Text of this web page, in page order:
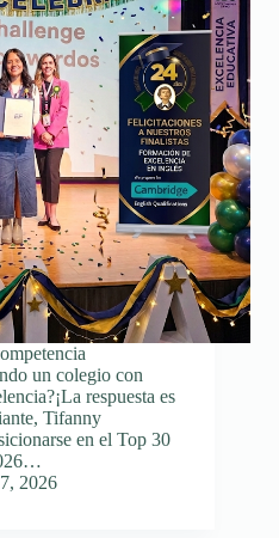
un colegio con
respuesta es
Tifanny
en el Top 30
2026